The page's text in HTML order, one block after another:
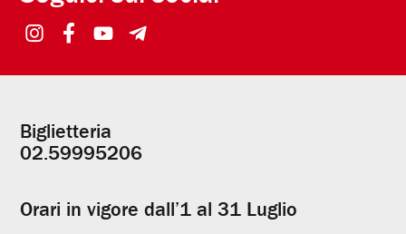
Informazioni
utili
Biglietteria
02.59995206
Orari in vigore dall’1 al 31 Luglio